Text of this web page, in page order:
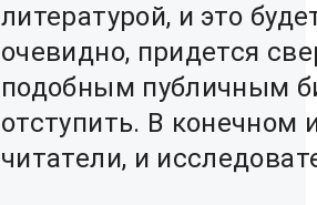
литературой, и это
очевидно, придется
подобным публичным
отступить. В конечном
читатели, и